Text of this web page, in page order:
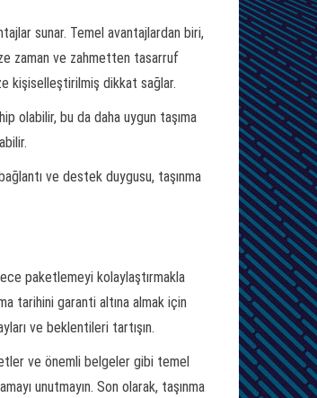
sunar. Temel avantajlardan biri,
zaman ve zahmetten tasarruf
kişiselleştirilmiş dikkat sağlar.
olabilir, bu da daha uygun taşıma
ve destek duygusu, taşınma
paketlemeyi kolaylaştırmakla
tarihini garanti altına almak için
ve beklentileri tartışın.
ve önemli belgeler gibi temel
unutmayın. Son olarak, taşınma